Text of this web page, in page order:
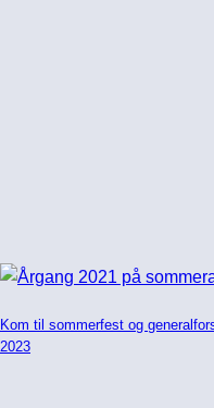
Kom til sommerfest og
2023